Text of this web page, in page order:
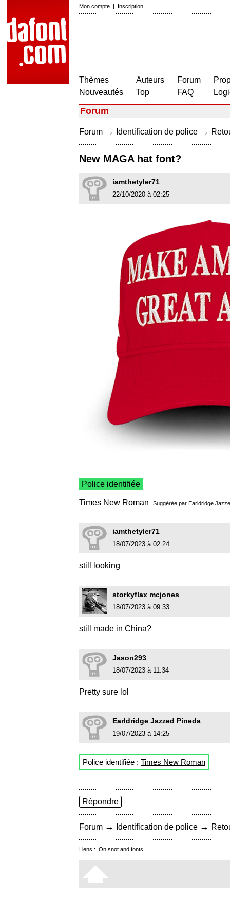
Mon compte | Inscription
Thèmes
Nouveautés
Auteurs
Top
Forum
FAQ
Forum
Forum → Identification de police →
New MAGA hat font?
iamthetyler71
22/10/2020 à 02:25
Police identifiée
Times New Roman Suggérée par Earldridge
iamthetyler71
18/07/2023 à 02:24
still looking
storkyflax mcjones
18/07/2023 à 09:33
still made in China?
Jason293
18/07/2023 à 11:34
Pretty sure lol
Earldridge Jazzed Pineda
19/07/2023 à 14:25
Police identifiée : Times New Roman
Répondre
Forum → Identification de police →
Liens : On snot and fonts